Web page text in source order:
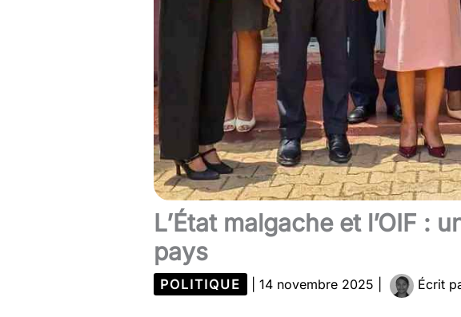
L’État malgache et l’OIF :
pays
POLITIQUE 14 novembre 2025 Écrit